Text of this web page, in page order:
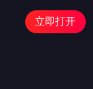
立即打开